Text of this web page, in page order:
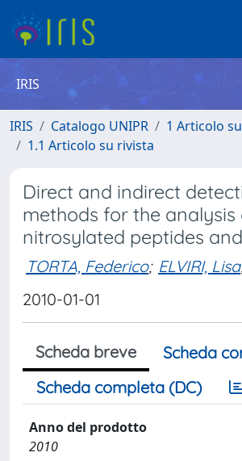
IRIS
IRIS Catalogo UNIPR
1 Articolo
1.1 Articolo su rivista
Direct and indirect
methods for the analysis
nitrosylated peptides
TORTA, Federico; ELVIRI, Lisa
2010-01-01
Scheda breve
Scheda
Scheda completa (DC)
Anno del prodotto
2010